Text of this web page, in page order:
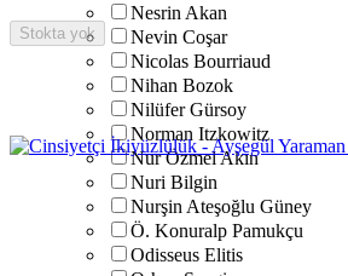
Nesrin Akan
Nevin Coşar
Nicolas Bourriaud
Nihan Bozok
Nilüfer Gürsoy
Norman Itzkowitz
Nur Özmel Akın
Nuri Bilgin
Nurşin Ateşoğlu Güney
Ö. Konuralp Pamukçu
Odisseus Elitis
Stokta yok